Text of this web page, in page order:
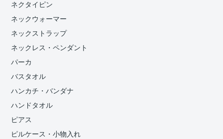
ネクタイピン
ネックウォーマー
ネックストラップ
ネックレス・ペンダント
パーカ
バスタオル
ハンカチ・バンダナ
ハンドタオル
ピアス
ピルケース・小物入れ